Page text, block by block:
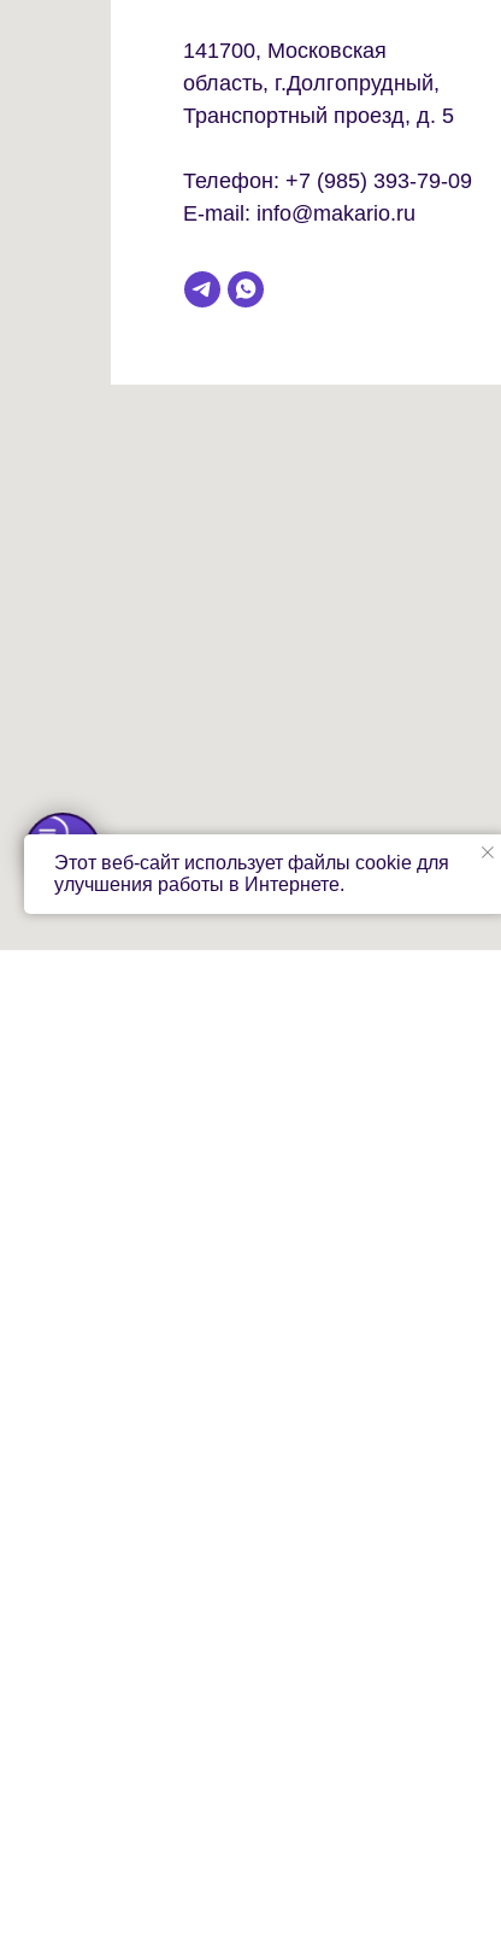
Этот веб-сайт использует файлы cookie для
улучшения работы в Интернете.
141700, Московская
область, г.Долгопрудный,
Транспортный проезд, д. 5
Телефон: +7 (985) 393-79-09
E-mail: info@makario.ru